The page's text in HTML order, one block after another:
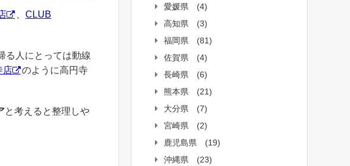
CLUB
る人にとっては動線
店
のように高円寺
と考えると整理しや
愛媛県
(4)
高知県
(3)
福岡県
(81)
佐賀県
(4)
長崎県
(6)
熊本県
(21)
大分県
(7)
宮崎県
(2)
鹿児島県
(19)
沖縄県
(23)